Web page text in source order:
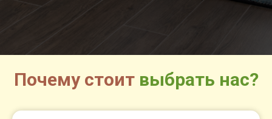
Почему стоит выбрать нас?